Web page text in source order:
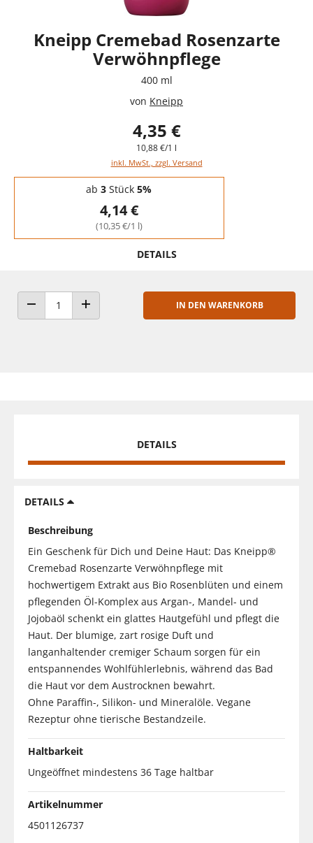
Kneipp Cremebad Rosenzarte
Verwöhnpflege
400 ml
von Kneipp
4,35 €
10,88 €/1 l
inkl. MwSt., zzgl. Versand
Staffelpreise - Mengenrabatt
ab 3 Stück 5%
4,14 €
(10,35 €/1 l)
DETAILS
ANZAHL VERRINGERNANZAHL ERHÖHEN
IN DEN WARENKORB
DETAILS
DETAILS
Beschreibung
Ein Geschenk für Dich und Deine Haut: Das Kneipp®
Cremebad Rosenzarte Verwöhnpflege mit
hochwertigem Extrakt aus Bio Rosenblüten und einem
pflegenden Öl-Komplex aus Argan-, Mandel- und
Jojobaöl schenkt ein glattes Hautgefühl und pflegt die
Haut. Der blumige, zart rosige Duft und
langanhaltender cremiger Schaum sorgen für ein
entspannendes Wohlfühlerlebnis, während das Bad
die Haut vor dem Austrocknen bewahrt.
Ohne Paraffin-, Silikon- und Mineralöle. Vegane
Rezeptur ohne tierische Bestandzeile.
Haltbarkeit
Ungeöffnet mindestens 36 Tage haltbar
Artikelnummer
4501126737